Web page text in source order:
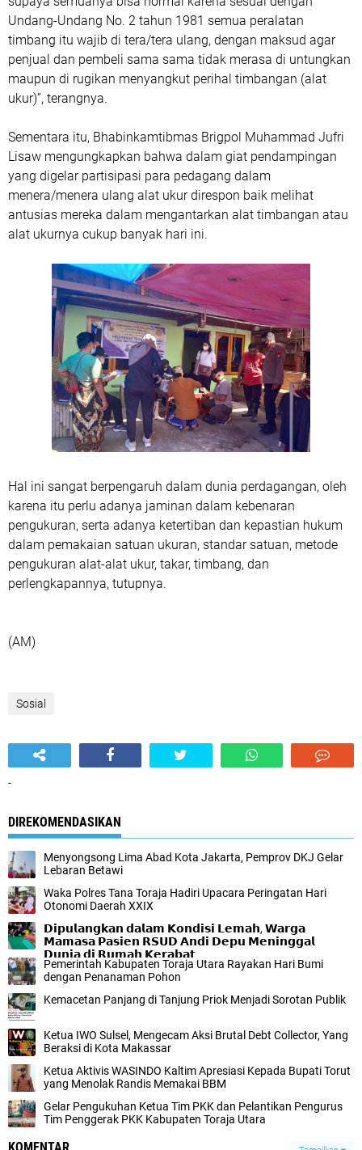
Undang-Undang No. 2 tahun 1981 semua peralatan
timbang itu wajib di tera/tera ulang, dengan maksud agar
penjual dan pembeli sama sama tidak merasa di untungkan
maupun di rugikan menyangkut perihal timbangan (alat
ukur)”, terangnya.
Sementara itu, Bhabinkamtibmas Brigpol Muhammad Jufri
Lisaw mengungkapkan bahwa dalam giat pendampingan
yang digelar partisipasi para pedagang dalam
menera/menera ulang alat ukur direspon baik melihat
antusias mereka dalam mengantarkan alat timbangan atau
alat ukurnya cukup banyak hari ini.
Hal ini sangat berpengaruh dalam dunia perdagangan, oleh
karena itu perlu adanya jaminan dalam kebenaran
pengukuran, serta adanya ketertiban dan kepastian hukum
dalam pemakaian satuan ukuran, standar satuan, metode
pengukuran alat-alat ukur, takar, timbang, dan
perlengkapannya, tutupnya.
(AM)
Sosial
-
DIREKOMENDASIKAN
Menyongsong Lima Abad Kota Jakarta, Pemprov DKJ Gelar
Lebaran Betawi
Waka Polres Tana Toraja Hadiri Upacara Peringatan Hari
Otonomi Daerah XXIX
𝗗𝗶𝗽𝘂𝗹𝗮𝗻𝗴𝗸𝗮𝗻 𝗱𝗮𝗹𝗮𝗺 𝗞𝗼𝗻𝗱𝗶𝘀𝗶 𝗟𝗲𝗺𝗮𝗵, 𝗪𝗮𝗿𝗴𝗮
𝗠𝗮𝗺𝗮𝘀𝗮 𝗣𝗮𝘀𝗶𝗲𝗻 𝗥𝗦𝗨𝗗 𝗔𝗻𝗱𝗶 𝗗𝗲𝗽𝘂 𝗠𝗲𝗻𝗶𝗻𝗴𝗴𝗮𝗹
𝗗𝘂𝗻𝗶𝗮 𝗱𝗶 𝗥𝘂𝗺𝗮𝗵 𝗞𝗲𝗿𝗮𝗯𝗮𝘁
Pemerintah Kabupaten Toraja Utara Rayakan Hari Bumi
dengan Penanaman Pohon
Kemacetan Panjang di Tanjung Priok Menjadi Sorotan Publik
Ketua IWO Sulsel, Mengecam Aksi Brutal Debt Collector, Yang
Beraksi di Kota Makassar
Ketua Aktivis WASINDO Kaltim Apresiasi Kepada Bupati Torut
yang Menolak Randis Memakai BBM
Gelar Pengukuhan Ketua Tim PKK dan Pelantikan Pengurus
Tim Penggerak PKK Kabupaten Toraja Utara